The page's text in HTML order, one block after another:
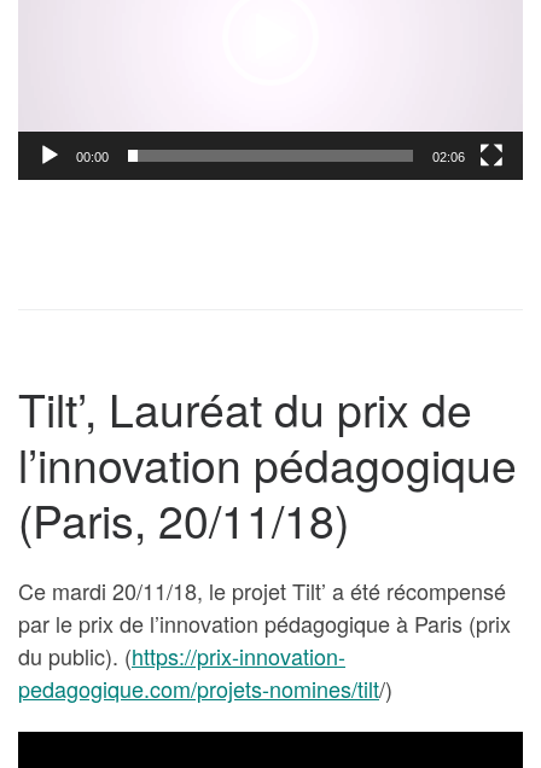
00:00 02:06
Tilt’, Lauréat du prix de
l’innovation pédagogique
(Paris, 20/11/18)
Ce mardi 20/11/18, le projet Tilt’ a été récompensé
par le prix de l’innovation pédagogique à Paris (prix
du public). (https://prix-innovation-
pedagogique.com/projets-nomines/tilt/)